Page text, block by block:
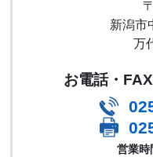
新潟市
万
お電話・
営業